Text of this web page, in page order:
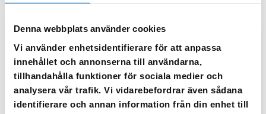
Denna webbplats använder cookies
Vi använder enhetsidentifierare för att anpassa
innehållet och annonserna till användarna,
tillhandahålla funktioner för sociala medier och
analysera vår trafik. Vi vidarebefordrar även sådana
identifierare och annan information från din enhet till
Anmäl dig till vår sms-tjänst.
Vår sms-tjänst använder vi enbart för att kunna informera dig
om driftstörningar och andra händelser som kan påverka dig
som fastighetsägare.